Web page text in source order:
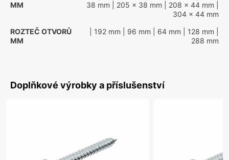
MM
38 mm | 205 x 38 mm | 208 x 44 mm
304 x 44 mm
ROZTEČ OTVORŮ
MM
| 192 mm | 96 mm | 64 mm | 128 mm
288 mm
Doplňkové výrobky a příslušenství